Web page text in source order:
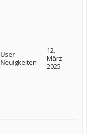
User-
Neuigkeiten
12.
März
2025